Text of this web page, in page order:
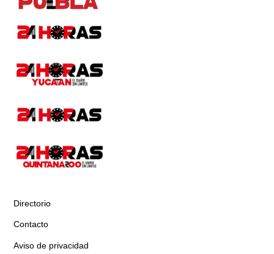
Directorio
Contacto
Aviso de privacidad